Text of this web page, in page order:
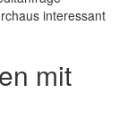
interessant
mit